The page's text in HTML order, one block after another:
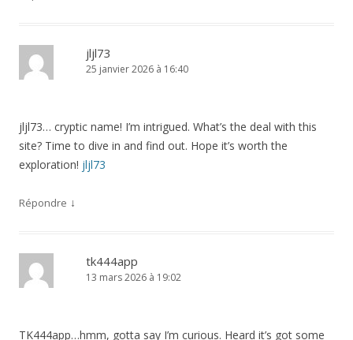
jljl73
25 janvier 2026 à 16:40
jljl73… cryptic name! I’m intrigued. What’s the deal with this
site? Time to dive in and find out. Hope it’s worth the
exploration! jljl73
Répondre ↓
tk444app
13 mars 2026 à 19:02
TK444app…hmm, gotta say I’m curious. Heard it’s got some